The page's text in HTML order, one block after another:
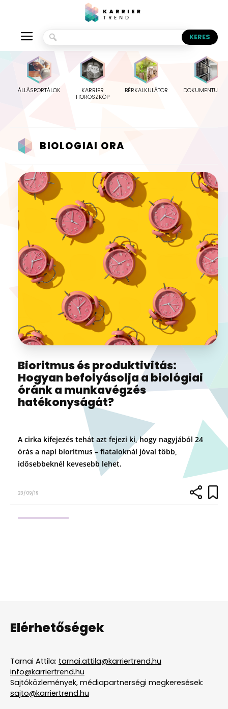
ÁLLÁSPORTÁLOK
KARRIER
HOROSZKÓP
BÉRKALKULÁTOR
BIOLOGIAI ORA
Bioritmus és produktivitás:
Hogyan befolyásolja a biológiai
óránk a munkavégzés
hatékonyságát?
A cirka kifejezés tehát azt fejezi ki, hogy nagyjából 24
órás a napi bioritmus – fiataloknál jóval több,
idősebbeknél kevesebb lehet.
23/09/19
Elérhetőségek
Tarnai Attila: tarnai.attila@karriertrend.hu
info@karriertrend.hu
Sajtóközlemények, médiapartnerségi megkeresések:
sajto@karriertrend.hu